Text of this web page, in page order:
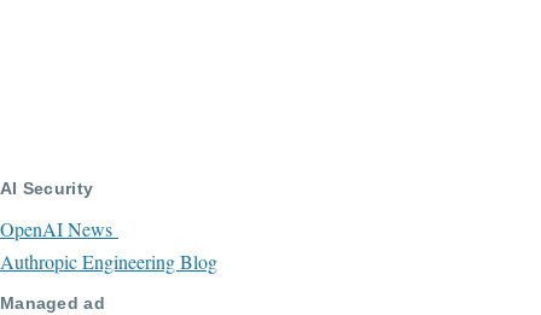
AI Security
OpenAI News
Authropic Engineering Blog
Managed ad